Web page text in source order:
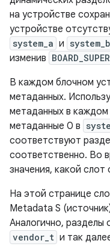
на устройстве
устройстве
system_a и system_b
изменив
В каждом блочном
метаданных.
метаданных в
метаданные 0 в
соответствуют
соответственно. Во
значения, какой слот
На этой странице
Metadata S
Аналогично, разделы
vendor_t и так